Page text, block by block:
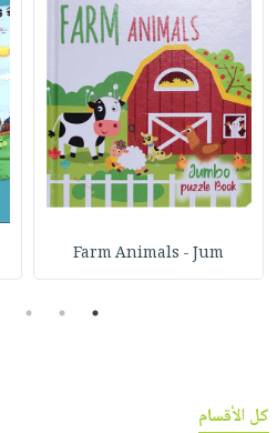
Farm Animals - Jum
1
2
3
كل الأقسام